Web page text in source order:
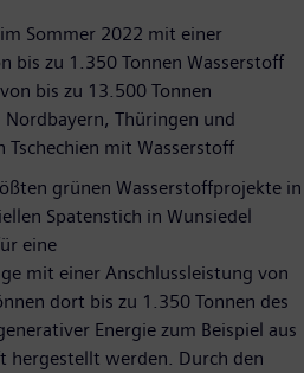
Sommer 2022 mit einer
bis zu 1.350 Tonnen Wasserstoff
bis zu 13.500 Tonnen
Thüringen und
Tschechien mit Wasserstoff
grünen Wasserstoffprojekte in
Spatenstich in Wunsiedel
eine
mit einer Anschlussleistung von
dort bis zu 1.350 Tonnen des
Energie zum Beispiel aus
hergestellt werden. Durch den